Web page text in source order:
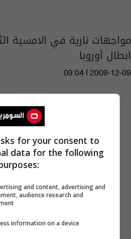
مواجهات نارية في الامسية
ابطال أوروبا
09:04 | 2009-12-09
for your consent to
data for the following
and content, advertising and
audience research and
information on a device